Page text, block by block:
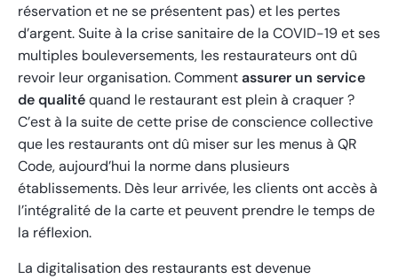
réservation et ne se présentent pas) et les pertes
d’argent. Suite à la crise sanitaire de la COVID-19 et ses
multiples bouleversements, les restaurateurs ont dû
revoir leur organisation. Commentassurer un service
de qualitéquand le restaurant est plein à craquer ?
C’est à la suite de cette prise de conscience collective
que les restaurants ont dû miser sur les menus à QR
Code, aujourd’hui la norme dans plusieurs
établissements. Dès leur arrivée, les clients ont accès à
l’intégralité de la carte et peuvent prendre le temps de
la réflexion.
La digitalisation des restaurants est devenue